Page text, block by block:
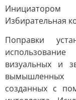
Избирательная
Поправки
визуальных и
созданных с